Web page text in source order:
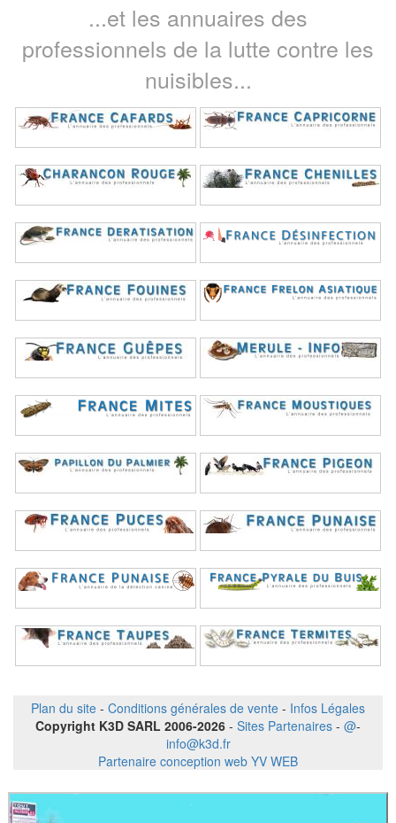
...et les annuaires des
professionnels de la lutte contre les
nuisibles...
Plan du site - Conditions générales de vente - Infos Légales
Copyright K3D SARL 2006-2026 - Sites Partenaires - @-
info@k3d.fr
Partenaire conception web YV WEB